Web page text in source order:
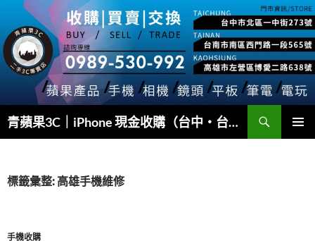
主
要
青蘋果3C｜iPhone 現金收購（台中・台南・高雄）
搜
尋
標籤彙整: 高雄手機維修
手機收購